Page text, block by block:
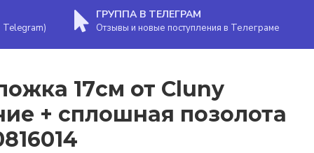
ГРУППА В ТЕЛЕГРАМ
Отзывы и новые поступления в Телеграме
17см от Cluny
+ сплошная позолота